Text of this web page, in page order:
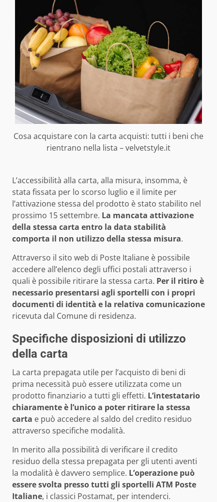
Cosa acquistare con la carta acquisti: tutti i beni che
rientrano nella lista – velvetstyle.it
L’accessibilità alla carta, alla misura, insomma, è
stata fissata per lo scorso luglio e il limite per
l’attivazione stessa del prodotto è stato stabilito nel
prossimo 15 settembre. La mancata attivazione
della stessa carta entro la data stabilità
comporta il non utilizzo della stessa misura.
Attraverso il sito web di Poste Italiane è possibile
accedere all’elenco degli uffici postali attraverso i
quali è possibile ritirare la stessa carta. Per il ritiro è
necessario presentarsi agli sportelli con i propri
documenti di identità e la relativa comunicazione
ricevuta dal Comune di residenza.
Specifiche disposizioni di utilizzo
della carta
La carta prepagata utile per l’acquisto di beni di
prima necessità può essere utilizzata come un
prodotto finanziario a tutti gli effetti. L’intestatario
chiaramente è l’unico a poter ritirare la stessa
carta e può accedere al saldo del credito residuo
attraverso specifiche modalità.
In merito alla possibilità di verificare il credito
residuo della stessa prepagata per gli utenti aventi
la modalità è davvero semplice. L’operazione può
essere svolta presso tutti gli sportelli ATM Poste
Italiane, i classici Postamat, per intenderci.